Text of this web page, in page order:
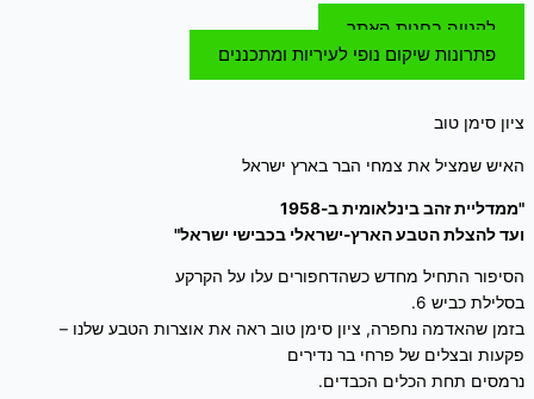
לקנייה בחנות האתר
פתרונות שיקום נופי לעיריות ומתכננים
ציון סימן טוב
האיש שמציל את צמחי הבר בארץ ישראל
"ממדליית זהב בינלאומית ב-1958
ועד להצלת הטבע הארץ-ישראלי בכבישי ישראל"
הסיפור התחיל מחדש כשהדחפורים עלו על הקרקע
בסלילת כביש 6.
בזמן שהאדמה נחפרה, ציון סימן טוב ראה את אוצרות הטבע שלנו –
פקעות ובצלים של פרחי בר נדירים
נרמסים תחת הכלים הכבדים.